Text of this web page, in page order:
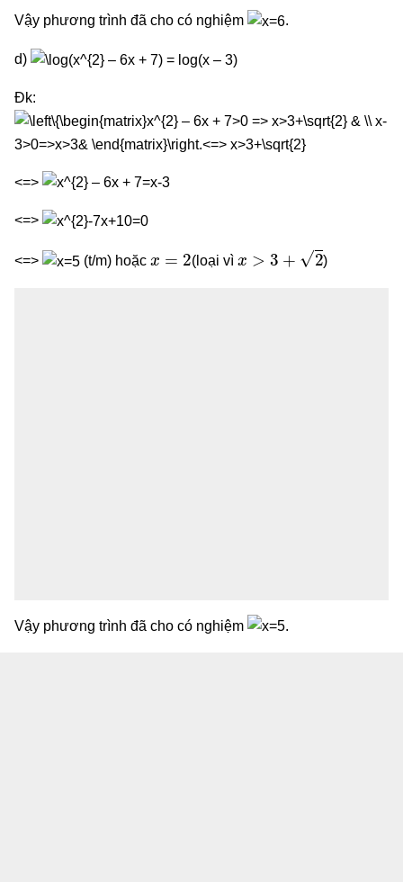
Vậy phương trình đã cho có nghiệm .
d)
Đk:
<=>
<=>
<=> (t/m) hoặc (loại vì
+2
)
Vậy phương trình đã cho có nghiệm .